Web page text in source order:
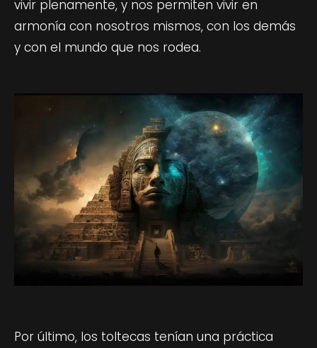
vivir plenamente, y nos permiten vivir en
armonía con nosotros mismos, con los demás
y con el mundo que nos rodea.
Por último, los toltecas tenían una práctica